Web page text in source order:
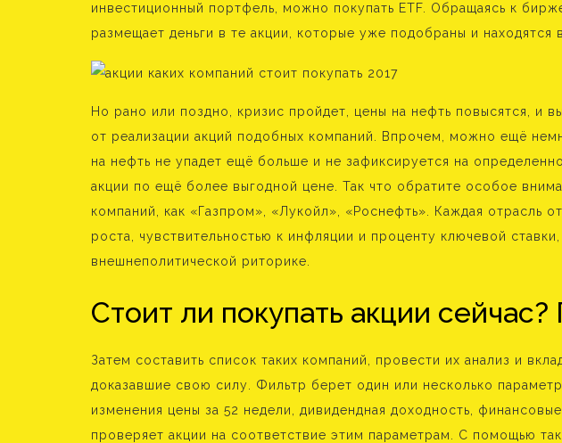
инвестиционный портфель, можно покупать ETF. Обращаясь к
размещает деньги в те акции, которые уже подобраны и находятся
Но рано или поздно, кризис пройдет, цены на нефть повысятся, и
от реализации акций подобных компаний. Впрочем, можно ещё
на нефть не упадет ещё больше и не зафиксируется на
акции по ещё более выгодной цене. Так что обратите особое
компаний, как «Газпром», «Лукойл», «Роснефть». Каждая отрасль
роста, чувствительностью к инфляции и проценту ключевой
внешнеполитической риторике.
Стоит ли покупать акции сейчас?
Затем составить список таких компаний, провести их анализ и
доказавшие свою силу. Фильтр берет один или несколько
изменения цены за 52 недели, дивидендная доходность,
проверяет акции на соответствие этим параметрам. С помощью